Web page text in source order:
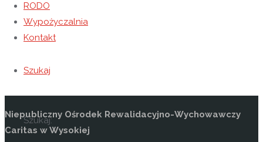
RODO
Wypożyczalnia
Kontakt
Szukaj
Szukaj:
Niepubliczny Ośrodek Rewalidacyjno-Wychowawczy
Caritas w Wysokiej